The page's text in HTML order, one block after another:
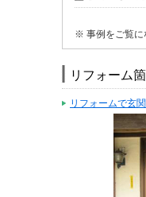
※ 事例をご覧に
リフォーム
リフォームで玄